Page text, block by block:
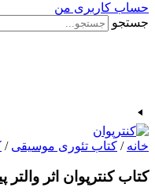
حساب کاربری من
جستجو
خانه / کتاب تئوری موسیقی /
کتاب کنترپوان اثر والتر